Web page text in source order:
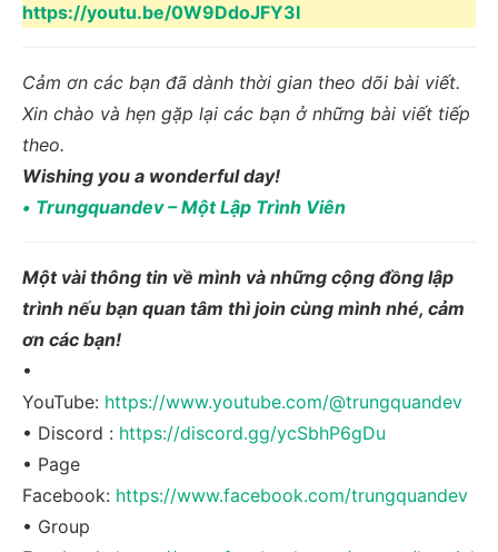
https://youtu.be/0W9DdoJFY3I
Cảm ơn các bạn đã dành thời gian theo dõi bài viết.
Xin chào và hẹn gặp lại các bạn ở những bài viết tiếp
theo.
Wishing you a wonderful day!
• Trungquandev – Một Lập Trình Viên
Một vài thông tin về mình và những cộng đồng lập
trình nếu bạn quan tâm thì join cùng mình nhé, cảm
ơn các bạn!
•
YouTube: https://www.youtube.com/@trungquandev
• Discord : https://discord.gg/ycSbhP6gDu
• Page
Facebook: https://www.facebook.com/trungquandev
• Group